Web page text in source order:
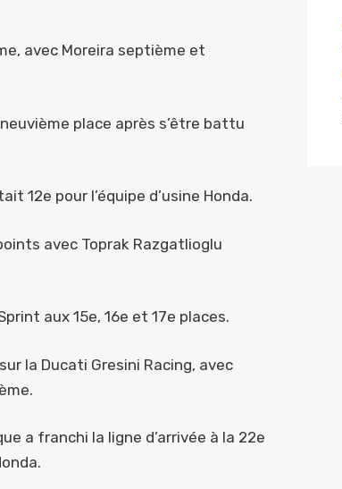
avec Moreira septième et
place après s’être battu
12e pour l’équipe d’usine Honda.
avec Toprak Razgatlioglu
aux 15e, 16e et 17e places.
la Ducati Gresini Racing, avec
a franchi la ligne d’arrivée à la 22e